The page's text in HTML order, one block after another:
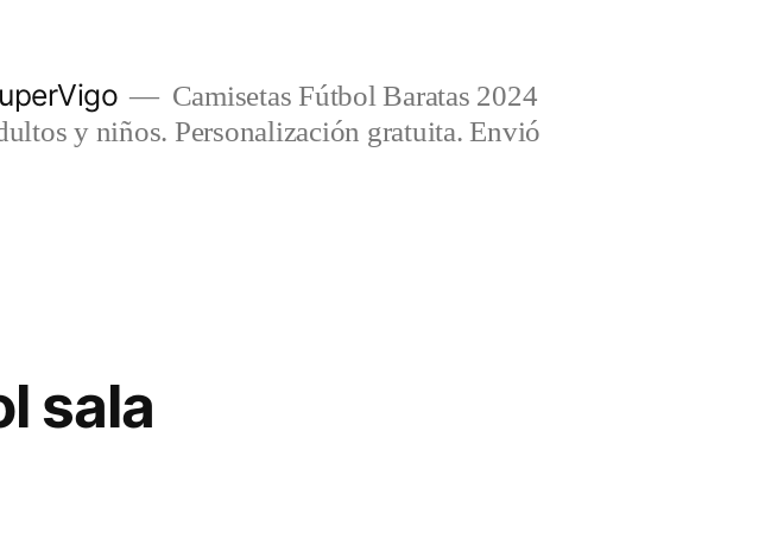
Camisetas Fútbol Baratas 2024
y niños. Personalización gratuita. Envió
sala